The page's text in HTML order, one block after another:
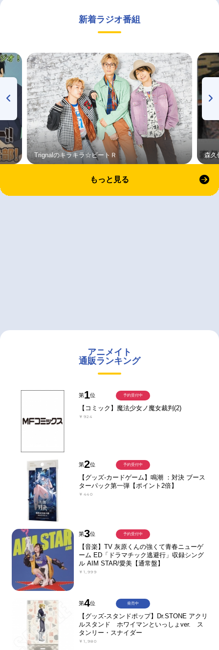
新着ラジオ番組
Trignalのキラキラ☆ビートＲ 森久
もっと見る
アニメイト
通販ランキング
第1位
【コミック】魔法少女ノ魔女裁判(2)
￥924
予約受付中
第2位
【グッズ-カードゲーム】鳴潮 ：対決 ブース
ターパック第一弾【ポイント2倍】
￥440
予約受付中
第3位
【音楽】TV 灰原くんの強くて青春ニューゲ
ーム ED「ドラマチック逃避行」収録シング
ル AIM STAR/愛美【通常盤】
￥1,999
予約受付中
第4位
【グッズ-スタンドポップ】Dr.STONE アクリ
ルスタンド ホワイマンといっしょver. ス
タンリー・スナイダー
￥1,980
発売中